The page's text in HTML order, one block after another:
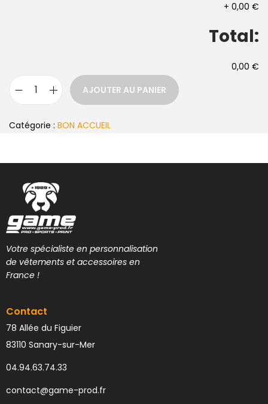
+ 0,00 €
Total:
0,00 €
AJOUTER AU PANIER
Catégorie : BON ACCUEIL
Votre spécialiste en personnalisation
de vêtements et accessoires en
France !
Contact
78 Allée du Figuier
83110 Sanary-sur-Mer
04.94.63.74.33
contact@game-prod.fr